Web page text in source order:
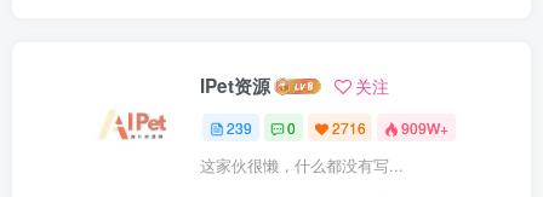
IPet资源 关注
239 0 2716 909W+
这家伙很懒，什么都没有写...